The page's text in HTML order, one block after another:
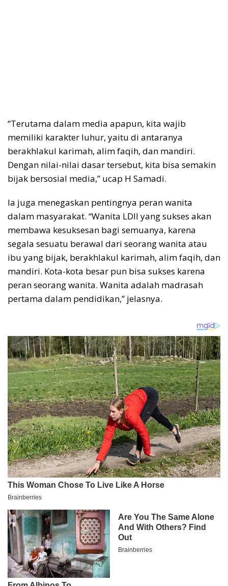
“Terutama dalam media apapun, kita wajib
memiliki karakter luhur, yaitu di antaranya
berakhlakul karimah, alim faqih, dan mandiri.
Dengan nilai-nilai dasar tersebut, kita bisa semakin
bijak bersosial media,” ucap H Samadi.
Ia juga menegaskan pentingnya peran wanita
dalam masyarakat. “Wanita LDII yang sukses akan
membawa kesuksesan bagi semuanya, karena
segala sesuatu berawal dari seorang wanita atau
ibu yang bijak, berakhlakul karimah, alim faqih, dan
mandiri. Kota-kota besar pun bisa sukses karena
peran seorang wanita. Wanita adalah madrasah
pertama dalam pendidikan,” jelasnya.